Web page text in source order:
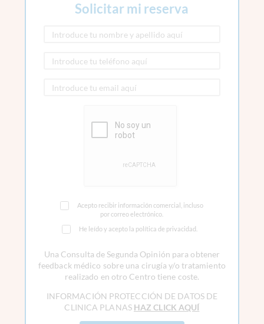
Solicitar mi reserva
Acepto recibir información comercial, incluso
por correo electrónico.
He leído y acepto la política de privacidad.
Una Consulta de Segunda Opinión para obtener
feedback médico sobre una cirugía y/o tratamiento
realizado en otro Centro tiene coste.
INFORMACIÓN PROTECCIÓN DE DATOS DE
CLINICA PLANAS HAZ CLICK AQUÍ